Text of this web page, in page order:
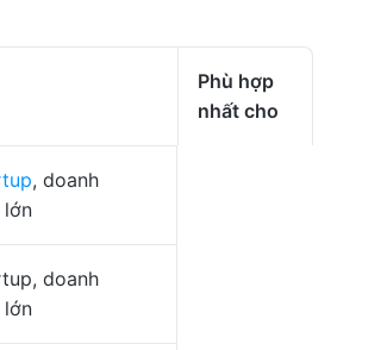
Phù hợp
nhất cho
, doanh
lớn
doanh
lớn